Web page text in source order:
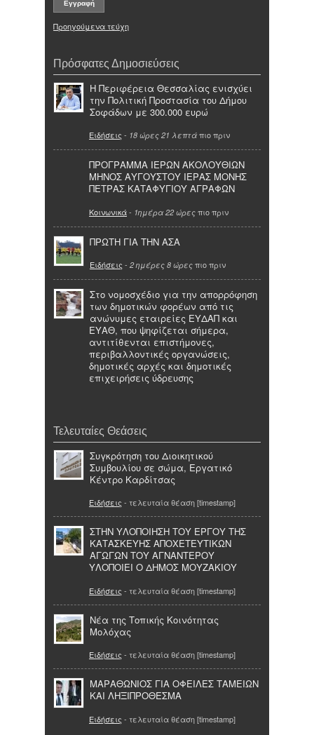
Προηγούμενα τεύχη
Πρόσφατες Δημοσιεύσεις
Η Περιφέρεια Θεσσαλίας ενισχύει
την Πολιτική Προστασία του Δήμου
Σοφάδων με 300.000 ευρώ
Ειδήσεις - 18 ώρες 21 λεπτά πιο πριν
ΠΡΟΓΡΑΜΜΑ ΙΕΡΩΝ ΑΚΟΛΟΥΘΙΩΝ
ΜΗΝΟΣ ΑΥΓΟΥΣΤΟΥ ΙΕΡΑΣ ΜΟΝΗΣ
ΠΕΤΡΑΣ ΚΑΤΑΦΥΓΙΟΥ ΑΓΡΑΦΩΝ
Κοινωνικά- 1ημέρα 22 ώρες πιο πριν
ΠΡΩΤΗ ΓΙΑ ΤΗΝ ΑΣΑ
Ειδήσεις - 2 ημέρες 8 ώρες πιο πριν
Στο νομοσχέδιο για την απορρόφηση
των δημοτικών φορέων από τις
ανώνυμες εταιρείες ΕΥΔΑΠ και
ΕΥΑΘ, που ψηφίζεται σήμερα,
αντιτίθενται επιστήμονες,
περιβαλλοντικές οργανώσεις,
δημοτικές αρχές και δημοτικές
επιχειρήσεις ύδρευσης
Τελευταίες Θεάσεις
Συγκρότηση του Διοικητικού
Συμβουλίου σε σώμα, Εργατικό
Κέντρο Καρδίτσας
Ειδήσεις - τελευταία θέαση [timestamp]
ΣΤΗΝ ΥΛΟΠΟIΗΣΗ ΤΟΥ EΡΓΟΥ ΤΗΣ
ΚΑΤΑΣΚΕΥHΣ ΑΠΟΧΕΤΕΥΤΙΚΩΝ
ΑΓΩΓΩΝ ΤΟΥ ΑΓΝΑΝΤΕΡΟΥ
ΥΛΟΠΟΙΕΙ Ο ΔΗΜΟΣ ΜΟΥΖΑΚΙΟΥ
Ειδήσεις - τελευταία θέαση [timestamp]
Νέα της Τοπικής Κοινότητας
Μολόχας
Ειδήσεις - τελευταία θέαση [timestamp]
ΜΑΡΑΘΩΝΙΟΣ ΓΙΑ ΟΦΕΙΛΕΣ ΤΑΜΕΙΩΝ
ΚΑΙ ΛΗΞΙΠΡΟΘΕΣΜΑ
Ειδήσεις - τελευταία θέαση [timestamp]